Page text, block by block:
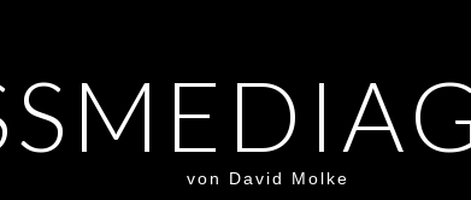
von David Molke